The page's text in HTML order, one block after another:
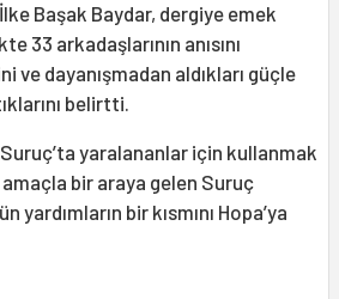
Başak Baydar, dergiye emek
33 arkadaşlarının anısını
dayanışmadan aldıkları güçle
belirtti.
yaralananlar için kullanmak
bir araya gelen Suruç
yardımların bir kısmını Hopa’ya